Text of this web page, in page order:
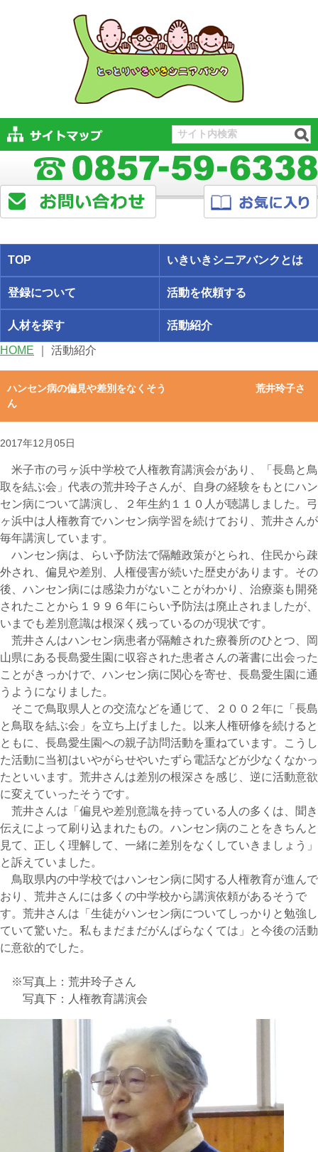
TOP いきいきシニアバンクとは
登録について 活動を依頼する
人材を探す 活動紹介
HOME 活動紹介
ハンセン病の偏見や差別をなくそう 荒井玲子さ
ん
2017年12月05日
米子市の弓ヶ浜中学校で人権教育講演会があり、「長島と鳥
取を結ぶ会」代表の荒井玲子さんが、自身の経験をもとにハン
セン病について講演し、２年生約１１０人が聴講しました。弓
ヶ浜中は人権教育でハンセン病学習を続けており、荒井さんが
毎年講演しています。
ハンセン病は、らい予防法で隔離政策がとられ、住民から疎
外され、偏見や差別、人権侵害が続いた歴史があります。その
後、ハンセン病には感染力がないことがわかり、治療薬も開発
されたことから１９９６年にらい予防法は廃止されましたが、
いまでも差別意識は根深く残っているのが現状です。
荒井さんはハンセン病患者が隔離された療養所のひとつ、岡
山県にある長島愛生園に収容された患者さんの著書に出会った
ことがきっかけで、ハンセン病に関心を寄せ、長島愛生園に通
うようになりました。
そこで鳥取県人との交流などを通じて、２００２年に「長島
と鳥取を結ぶ会」を立ち上げました。以来人権研修を続けると
ともに、長島愛生園への親子訪問活動を重ねています。こうし
た活動に当初はいやがらせやいたずら電話などが少なくなかっ
たといいます。荒井さんは差別の根深さを感じ、逆に活動意欲
に変えていったそうです。
荒井さんは「偏見や差別意識を持っている人の多くは、聞き
伝えによって刷り込まれたもの。ハンセン病のことをきちんと
見て、正しく理解して、一緒に差別をなくしていきましょう」
と訴えていました。
鳥取県内の中学校ではハンセン病に関する人権教育が進んで
おり、荒井さんには多くの中学校から講演依頼があるそうで
す。荒井さんは「生徒がハンセン病についてしっかりと勉強し
ていて驚いた。私もまだまだがんばらなくては」と今後の活動
に意欲的でした。
※写真上：荒井玲子さん
写真下：人権教育講演会